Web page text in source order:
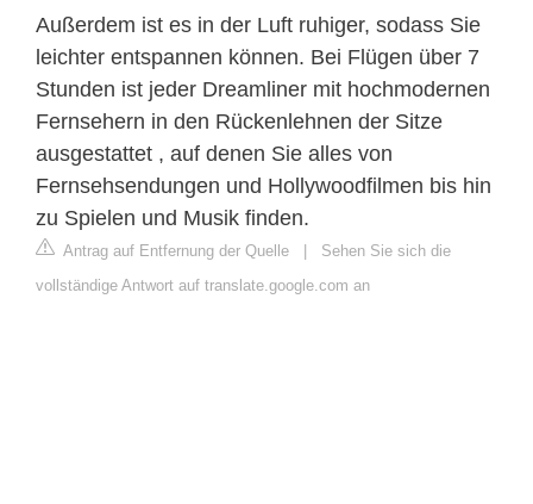
Außerdem ist es in der Luft ruhiger, sodass Sie
leichter entspannen können. Bei Flügen über 7
Stunden ist jeder Dreamliner mit hochmodernen
Fernsehern in den Rückenlehnen der Sitze
ausgestattet , auf denen Sie alles von
Fernsehsendungen und Hollywoodfilmen bis hin
zu Spielen und Musik finden.
Antrag auf Entfernung der Quelle | Sehen Sie sich die
vollständige Antwort auf translate.google.com an